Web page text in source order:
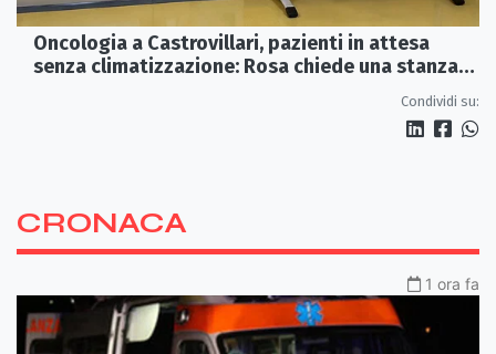
Oncologia a Castrovillari, pazienti in attesa
senza climatizzazione: Rosa chiede una stanza
Condividi su:
CRONACA
1 ora fa